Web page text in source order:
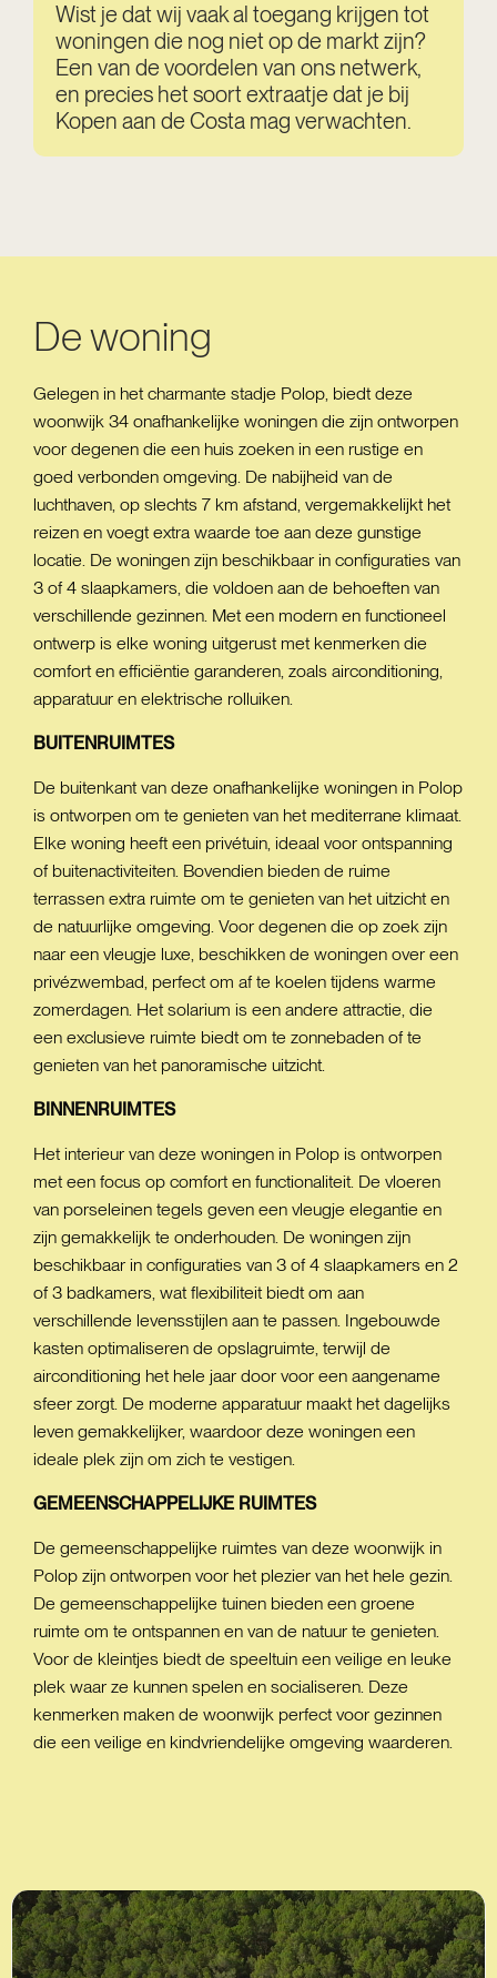
Wist je dat wij vaak al toegang krijgen tot
woningen die nog niet op de markt zijn?
Een van de voordelen van ons netwerk,
en precies het soort extraatje dat je bij
Kopen aan de Costa mag verwachten.
De woning
Gelegen in het charmante stadje Polop, biedt deze
woonwijk 34 onafhankelijke woningen die zijn ontworpen
voor degenen die een huis zoeken in een rustige en
goed verbonden omgeving. De nabijheid van de
luchthaven, op slechts 7 km afstand, vergemakkelijkt het
reizen en voegt extra waarde toe aan deze gunstige
locatie. De woningen zijn beschikbaar in configuraties van
3 of 4 slaapkamers, die voldoen aan de behoeften van
verschillende gezinnen. Met een modern en functioneel
ontwerp is elke woning uitgerust met kenmerken die
comfort en efficiëntie garanderen, zoals airconditioning,
apparatuur en elektrische rolluiken.
BUITENRUIMTES
De buitenkant van deze onafhankelijke woningen in Polop
is ontworpen om te genieten van het mediterrane klimaat.
Elke woning heeft een privétuin, ideaal voor ontspanning
of buitenactiviteiten. Bovendien bieden de ruime
terrassen extra ruimte om te genieten van het uitzicht en
de natuurlijke omgeving. Voor degenen die op zoek zijn
naar een vleugje luxe, beschikken de woningen over een
privézwembad, perfect om af te koelen tijdens warme
zomerdagen. Het solarium is een andere attractie, die
een exclusieve ruimte biedt om te zonnebaden of te
genieten van het panoramische uitzicht.
BINNENRUIMTES
Het interieur van deze woningen in Polop is ontworpen
met een focus op comfort en functionaliteit. De vloeren
van porseleinen tegels geven een vleugje elegantie en
zijn gemakkelijk te onderhouden. De woningen zijn
beschikbaar in configuraties van 3 of 4 slaapkamers en 2
of 3 badkamers, wat flexibiliteit biedt om aan
verschillende levensstijlen aan te passen. Ingebouwde
kasten optimaliseren de opslagruimte, terwijl de
airconditioning het hele jaar door voor een aangename
sfeer zorgt. De moderne apparatuur maakt het dagelijks
leven gemakkelijker, waardoor deze woningen een
ideale plek zijn om zich te vestigen.
GEMEENSCHAPPELIJKE RUIMTES
De gemeenschappelijke ruimtes van deze woonwijk in
Polop zijn ontworpen voor het plezier van het hele gezin.
De gemeenschappelijke tuinen bieden een groene
ruimte om te ontspannen en van de natuur te genieten.
Voor de kleintjes biedt de speeltuin een veilige en leuke
plek waar ze kunnen spelen en socialiseren. Deze
kenmerken maken de woonwijk perfect voor gezinnen
die een veilige en kindvriendelijke omgeving waarderen.